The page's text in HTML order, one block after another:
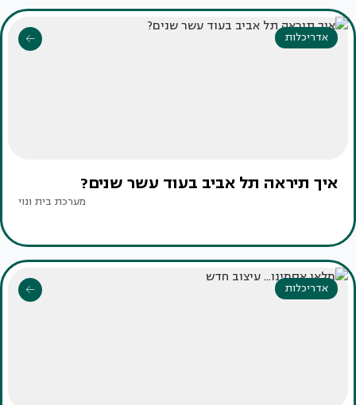
אדריכלות
איך תיראה תל אביב בעוד עשר שנים?
מערכת בית ונוי
אדריכלות